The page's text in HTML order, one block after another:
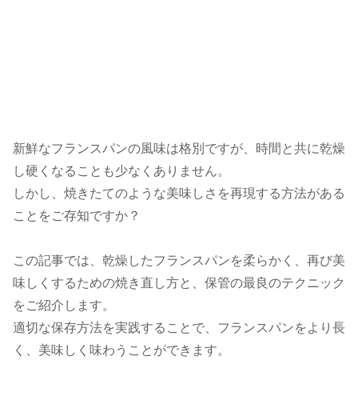
新鮮なフランスパンの風味は格別ですが、時間と共に乾燥
し硬くなることも少なくありません。
しかし、焼きたてのような美味しさを再現する方法がある
ことをご存知ですか？
この記事では、乾燥したフランスパンを柔らかく、再び美
味しくするための焼き直し方と、保管の最良のテクニック
をご紹介します。
適切な保存方法を実践することで、フランスパンをより長
く、美味しく味わうことができます。